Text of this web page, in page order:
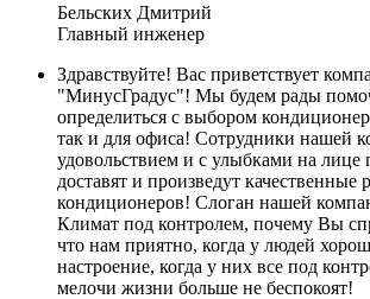
Бельских Дмитрий
Главный инженер
Здравствуйте! Вас приветствует
"МинусГрадус"! Мы будем рады
определиться с выбором
так и для офиса! Сотрудники нашей
удовольствием и с улыбками на лице
доставят и произведут
кондиционеров! Слоган нашей
Климат под контролем, почему Вы
что нам приятно, когда у людей
настроение, когда у них все под
мелочи жизни больше не беспокоят!